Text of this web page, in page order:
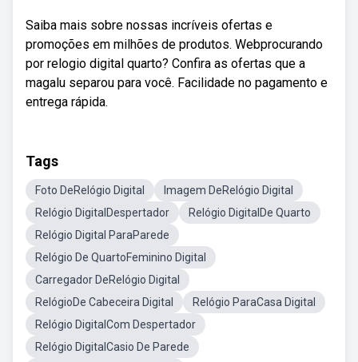
Saiba mais sobre nossas incríveis ofertas e
promoções em milhões de produtos. Webprocurando
por relogio digital quarto? Confira as ofertas que a
magalu separou para você. Facilidade no pagamento e
entrega rápida.
Tags
Foto DeRelógio Digital
Imagem DeRelógio Digital
Relógio DigitalDespertador
Relógio DigitalDe Quarto
Relógio Digital ParaParede
Relógio De QuartoFeminino Digital
Carregador DeRelógio Digital
RelógioDe Cabeceira Digital
Relógio ParaCasa Digital
Relógio DigitalCom Despertador
Relógio DigitalCasio De Parede